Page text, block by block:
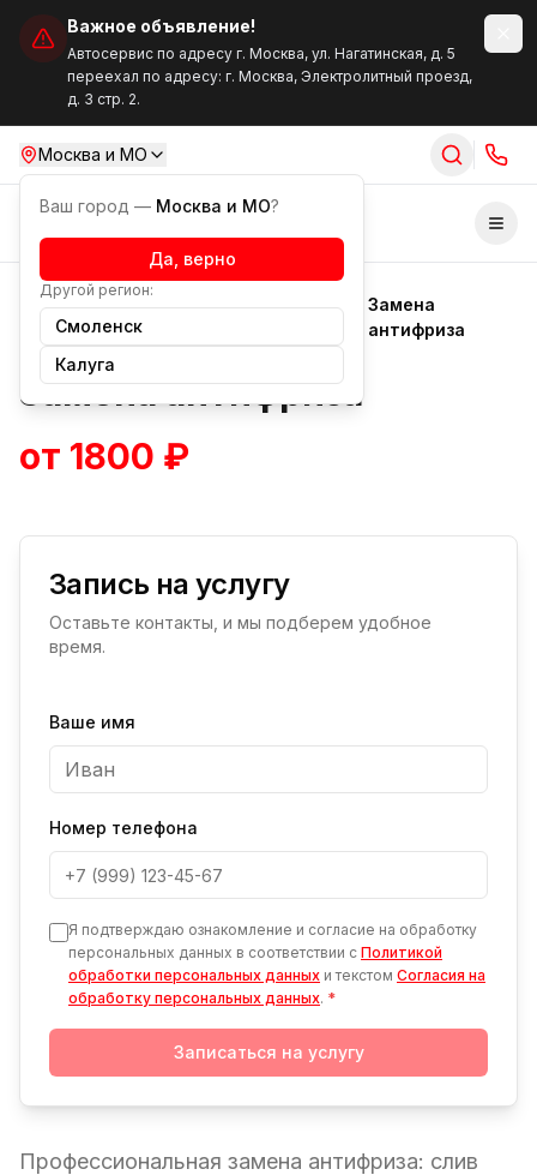
Важное объявление!
Автосервис по адресу г. Москва, ул. Нагатинская, д. 5
переехал по адресу: г. Москва, Электролитный проезд,
д. 3 стр. 2.
Москва и МО
Ваш город — Москва и МО?
Да, верно
Другой регион:
Смоленск
Калуга
Услуги
Техническое
обслуживание
Замена
антифриза
Замена антифриза
от 1800 ₽
Запись на услугу
Оставьте контакты, и мы подберем удобное
время.
Ваше имя
Номер телефона
Я подтверждаю ознакомление и согласие на обработку
персональных данных в соответствии с Политикой
обработки персональных данных и текстом Согласия на
обработку персональных данных. *
Записаться на услугу
Профессиональная замена антифриза: слив